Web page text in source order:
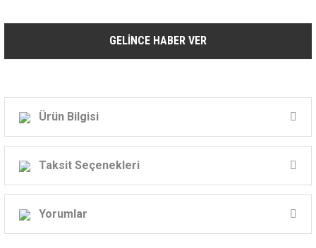
GELİNCE HABER VER
Ürün Bilgisi
Dab KP Seri Bronz Çarklı Periferik Pompalar
Taksit Seçenekleri
Yorumlar